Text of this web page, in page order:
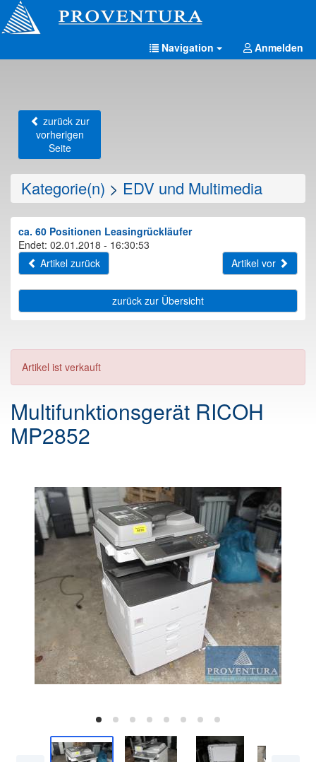
Navigation Anmelden
zurück zur
vorherigen
Seite
Kategorie(n) > EDV und Multimedia
ca. 60 Positionen Leasingrückläufer
Endet: 02.01.2018 - 16:30:53
Artikel zurück
Artikel vor
zurück zur Übersicht
Artikel ist verkauft
Multifunktionsgerät RICOH
MP2852